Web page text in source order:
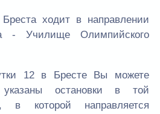
ходит в направлении
- Училище Олимпийского
12 в Бресте Вы можете
остановки в той
в которой направляется